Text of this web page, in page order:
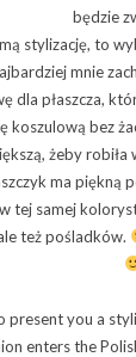
będzie
stylizację, to
mnie
dla płaszcza,
koszulową bez
żeby robiła
ma
tej samej
też pośladków.
present you a
enters the